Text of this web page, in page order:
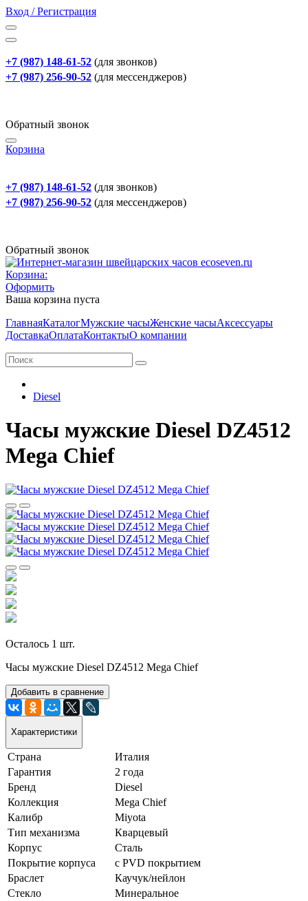
Вход / Регистрация
+7 (987) 148-61-52 (для звонков)
+7 (987) 256-90-52 (для мессенджеров)
Обратный звонок
Корзина
+7 (987) 148-61-52 (для звонков)
+7 (987) 256-90-52 (для мессенджеров)
Обратный звонок
Корзина:
Оформить
Ваша корзина пуста
ГлавнаяКаталогМужские часыЖенские часыАксессуары
ДоставкаОплатаКонтактыО компании
Diesel
Часы мужские Diesel DZ4512
Mega Chief
Осталось 1 шт.
Часы мужские Diesel DZ4512 Mega Chief
Добавить в сравнение
Характеристики
Страна
Италия
Гарантия
2 года
Бренд
Diesel
Коллекция
Mega Chief
Калибр
Miyota
Тип механизма
Кварцевый
Корпус
Сталь
Покрытие корпуса
с PVD покрытием
Браслет
Каучук/нейлон
Стекло
Минеральное